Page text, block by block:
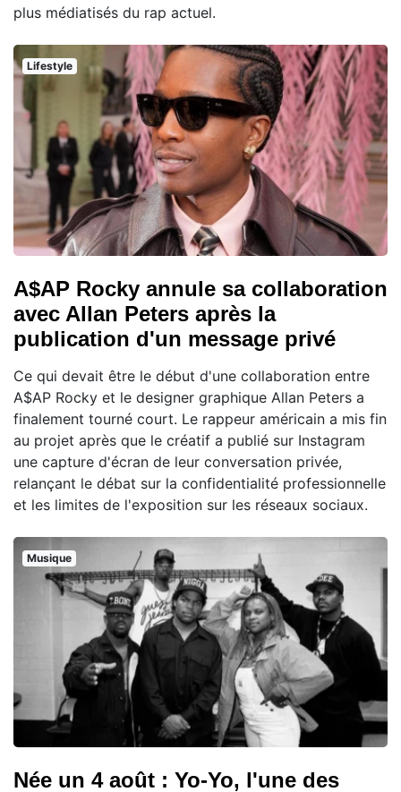
plus médiatisés du rap actuel.
Lifestyle
A$AP Rocky annule sa collaboration
avec Allan Peters après la
publication d'un message privé
Ce qui devait être le début d'une collaboration entre
A$AP Rocky et le designer graphique Allan Peters a
finalement tourné court. Le rappeur américain a mis fin
au projet après que le créatif a publié sur Instagram
une capture d'écran de leur conversation privée,
relançant le débat sur la confidentialité professionnelle
et les limites de l'exposition sur les réseaux sociaux.
Musique
Née un 4 août : Yo-Yo, l'une des